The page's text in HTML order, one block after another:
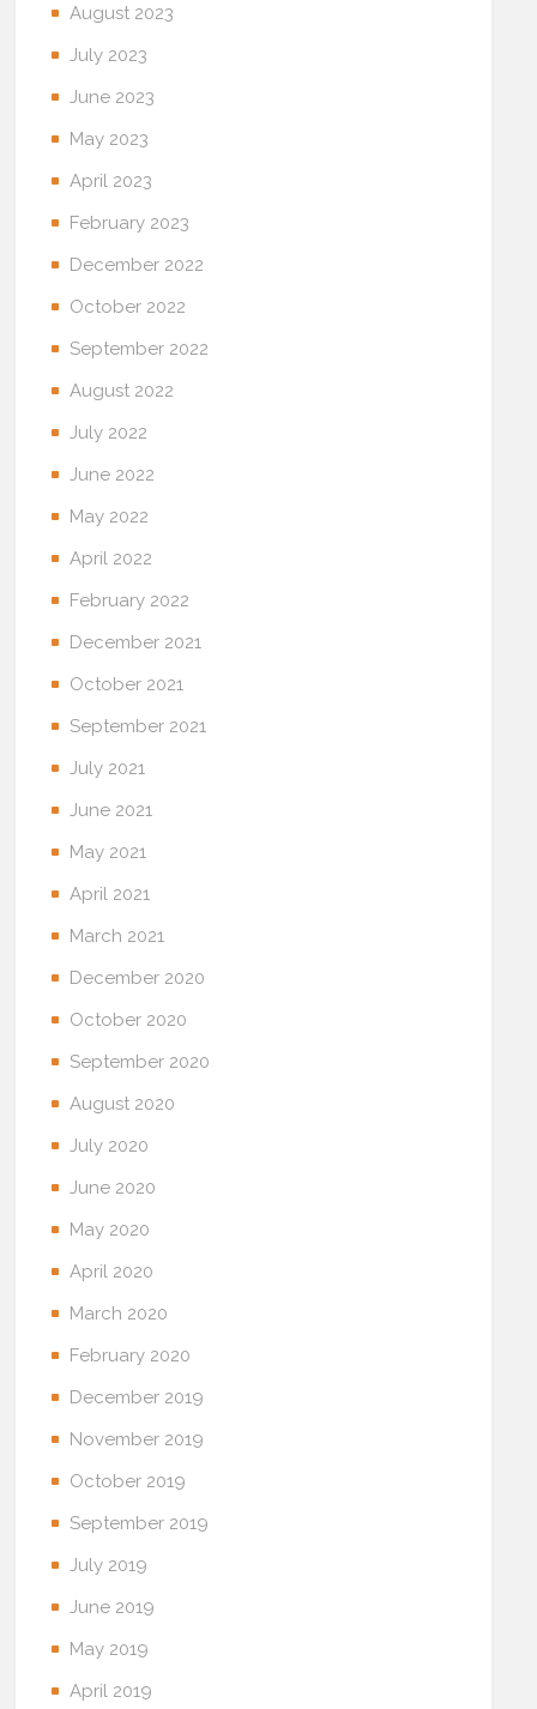
August 2023
July 2023
June 2023
May 2023
April 2023
February 2023
December 2022
October 2022
September 2022
August 2022
July 2022
June 2022
May 2022
April 2022
February 2022
December 2021
October 2021
September 2021
July 2021
June 2021
May 2021
April 2021
March 2021
December 2020
October 2020
September 2020
August 2020
July 2020
June 2020
May 2020
April 2020
March 2020
February 2020
December 2019
November 2019
October 2019
September 2019
July 2019
June 2019
May 2019
April 2019